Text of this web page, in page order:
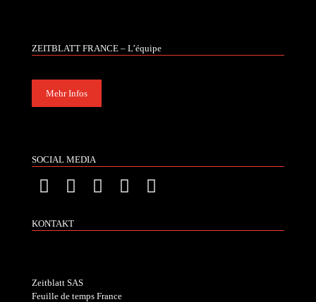
ZEITBLATT FRANCE – L’équipe
Mehr Infos
SOCIAL MEDIA
KONTAKT
Zeitblatt SAS
Feuille de temps France